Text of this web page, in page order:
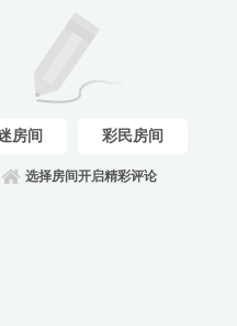
房间 彩民房间
选择房间开启精彩评论